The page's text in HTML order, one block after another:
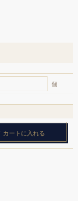
個
カートに入れる